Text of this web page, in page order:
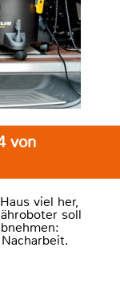
von
viel her,
soll